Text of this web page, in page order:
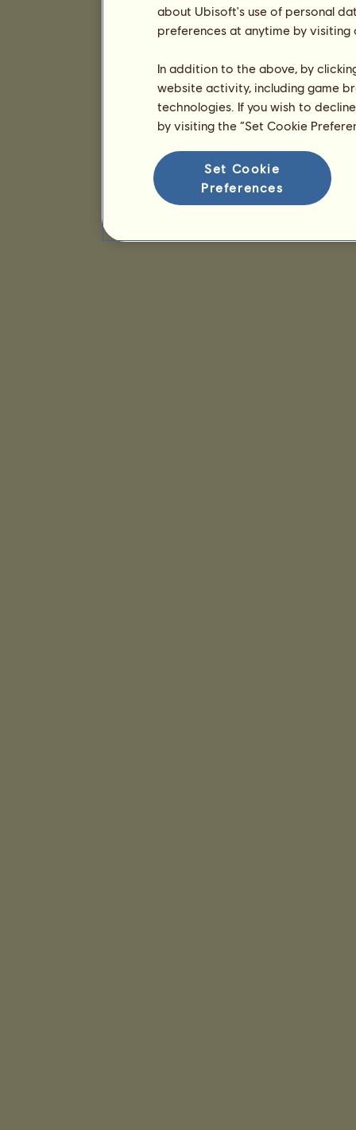
about Ubisoft's use of personal
preferences at anytime by
In addition to the above, by
website activity, including game
technologies. If you wish to
by visiting the “Set Cookie
Set Cookie
Preferences